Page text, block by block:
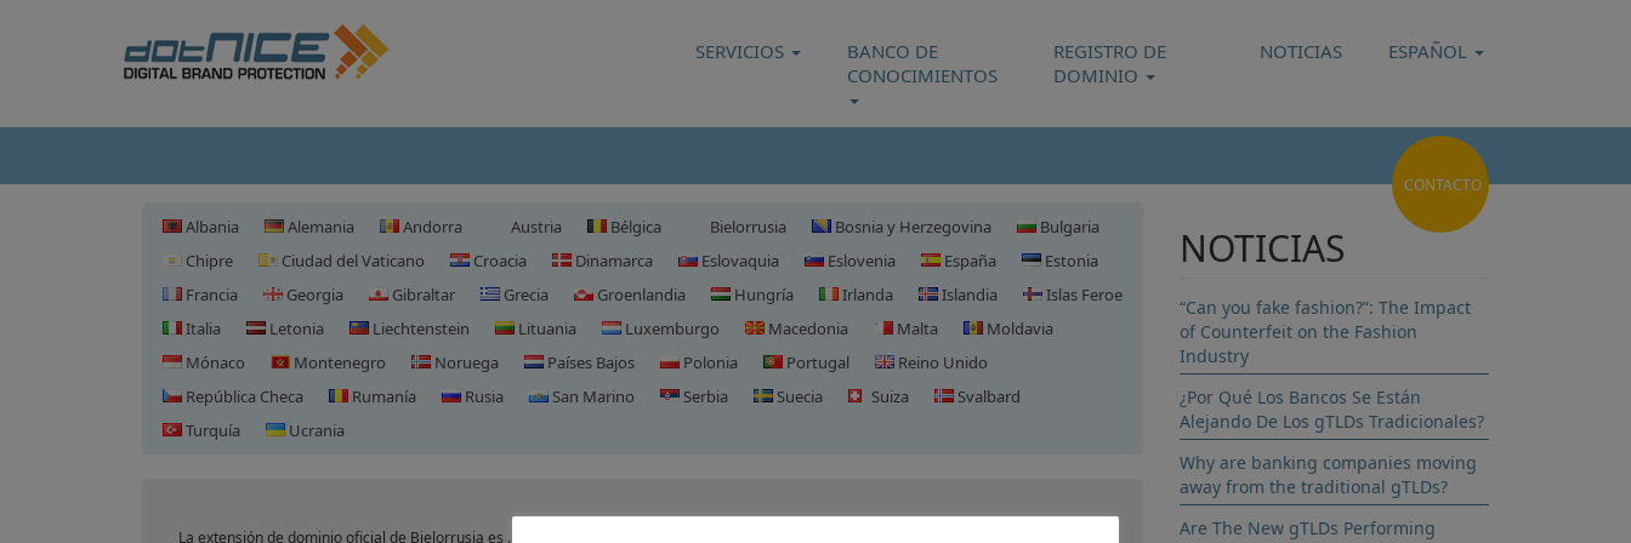
SERVICIOS
BANCO DE
CONOCIMIENTOS
REGISTRO DE
DOMINIO
NOTICIAS ESPAÑOL
Albania Alemania Andorra Austria Bélgica Bielorrusia Bosnia y Herzegovina
Bulgaria
Chipre
Ciudad del Vaticano Croacia Dinamarca Eslovaquia Eslovenia España
Estonia
Francia
Georgia Gibraltar Grecia Groenlandia Hungría Irlanda Islandia
Islas Feroe
Italia
Letonia Liechtenstein Lituania Luxemburgo Macedonia Malta
Moldavia
Mónaco
Montenegro Noruega Países Bajos Polonia Portugal
Reino Unido
República Checa
Rumanía Rusia San Marino Serbia Suecia Suiza
Svalbard
Turquía
Ucrania
La extensión de dominio oficial de Bielorrusia es .BY.
CONTACTO
NOTICIAS
“Can you fake fashion?”: The Impact
of Counterfeit on the Fashion
Industry
¿Por Qué Los Bancos Se Están
Alejando De Los gTLDs Tradicionales?
Why are banking companies moving
away from the traditional gTLDs?
Are The New gTLDs Performing